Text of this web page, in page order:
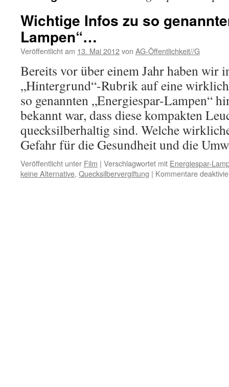
Wichtige Infos zu so
Lampen“…
Veröffentlicht am 13. Mai 2012von AG-Öffentlichkeit//G
Bereits vor über einem Jahr haben wir
„Hintergrund“-Rubrik auf eine
so genannten „Energiespar-Lampen“
bekannt war, dass diese kompakten
quecksilberhaltig sind. Welche
Gefahr für die Gesundheit und die
Veröffentlicht unter Film | Verschlagwortet mit Energiespar-
keine Alternative, Quecksilbervergiftung | Kommentare